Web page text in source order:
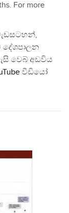
For more
වෙබ් අඩවිය
වීඩියෝ